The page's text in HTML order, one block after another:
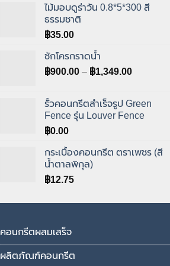
ไม้มอบดูร่าวัน 0.8*5*300 สี
ธรรมชาติ
฿35.00
ชักโครกราดน้ำ
฿900.00 – ฿1,349.00Price
through
฿1,349.00
รั้วคอนกรีตสำเร็จรูป Green
Fence รุ่น Louver Fence
฿0.00
กระเบื้องคอนกรีต ตราเพชร (สี
น้ำตาลพิกุล)
฿12.75
คอนกรีตผสมเสร็จ
ผลิตภัณฑ์คอนกรีต